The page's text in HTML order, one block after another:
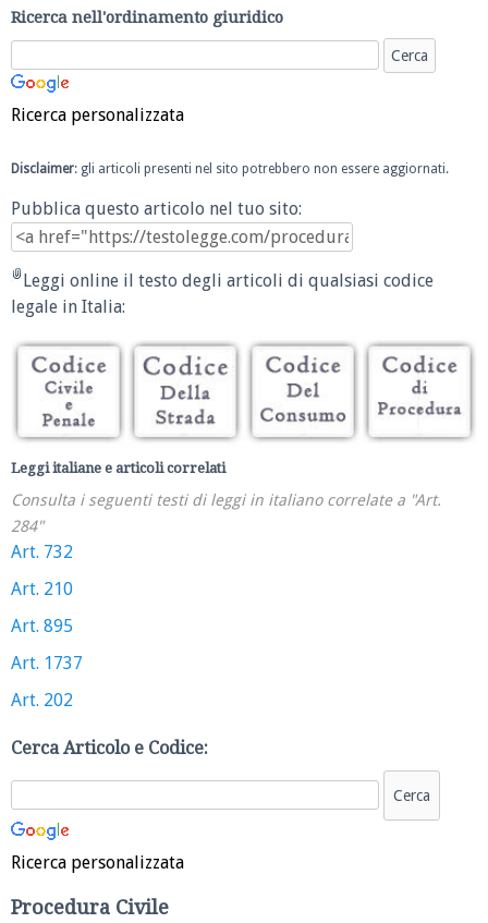
Ricerca nell'ordinamento giuridico
Ricerca personalizzata
Disclaimer: gli articoli presenti nel sito potrebbero non essere aggiornati.
Pubblica questo articolo nel tuo sito:
Leggi online il testo degli articoli di qualsiasi codice
legale in Italia:
Leggi italiane e articoli correlati
Consulta i seguenti testi di leggi in italiano correlate a "Art.
284"
Art. 732
Art. 210
Art. 895
Art. 1737
Art. 202
Cerca Articolo e Codice:
Ricerca personalizzata
Procedura Civile